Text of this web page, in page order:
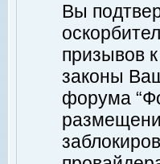
Вы
призывов
законы
форума